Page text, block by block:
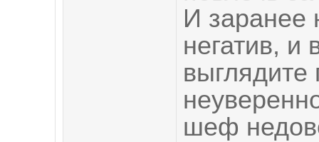
И заранее
негатив, и
выглядите
шеф